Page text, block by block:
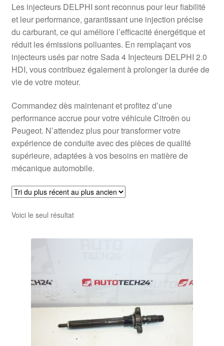
Plainte
Politique de confidentialité
Procédure de Réclamation
Les injecteurs DELPHI sont reconnus pour leur fiabilité
et leur performance, garantissant une injection précise
du carburant, ce qui améliore l’efficacité énergétique et
réduit les émissions polluantes. En remplaçant vos
injecteurs usés par notre Sada 4 Injecteurs DELPHI 2.0
HDI, vous contribuez également à prolonger la durée de
vie de votre moteur.
Commandez dès maintenant et profitez d’une
performance accrue pour votre véhicule Citroën ou
Peugeot. N’attendez plus pour transformer votre
expérience de conduite avec des pièces de qualité
supérieure, adaptées à vos besoins en matière de
mécanique automobile.
Voici le seul résultat